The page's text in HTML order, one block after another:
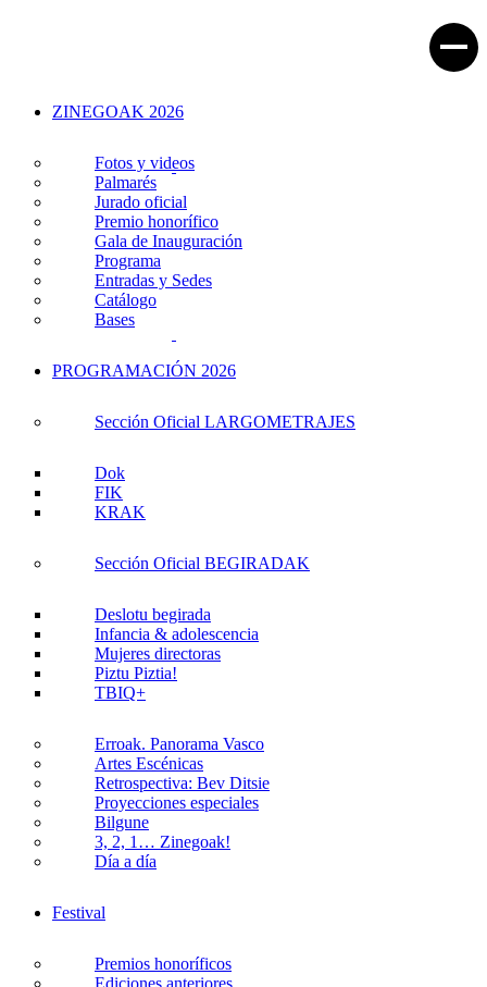
ZINEGOAK 2026
Fotos y videos
Palmarés
Jurado oficial
Premio honorífico
Gala de Inauguración
Programa
Entradas y Sedes
Catálogo
Bases
PROGRAMACIÓN 2026
Sección Oficial LARGOMETRAJES
Dok
FIK
KRAK
Sección Oficial BEGIRADAK
Deslotu begirada
Infancia & adolescencia
Mujeres directoras
Piztu Piztia!
TBIQ+
Erroak. Panorama Vasco
Artes Escénicas
Retrospectiva: Bev Ditsie
Proyecciones especiales
Bilgune
3, 2, 1… Zinegoak!
Día a día
Festival
Premios honoríficos
Ediciones anteriores